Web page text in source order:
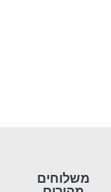
משלוחים